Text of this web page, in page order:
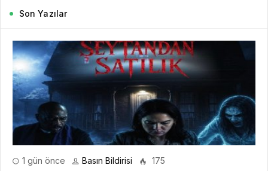
Son Yazılar
1 gün önce Basın Bildirisi 175